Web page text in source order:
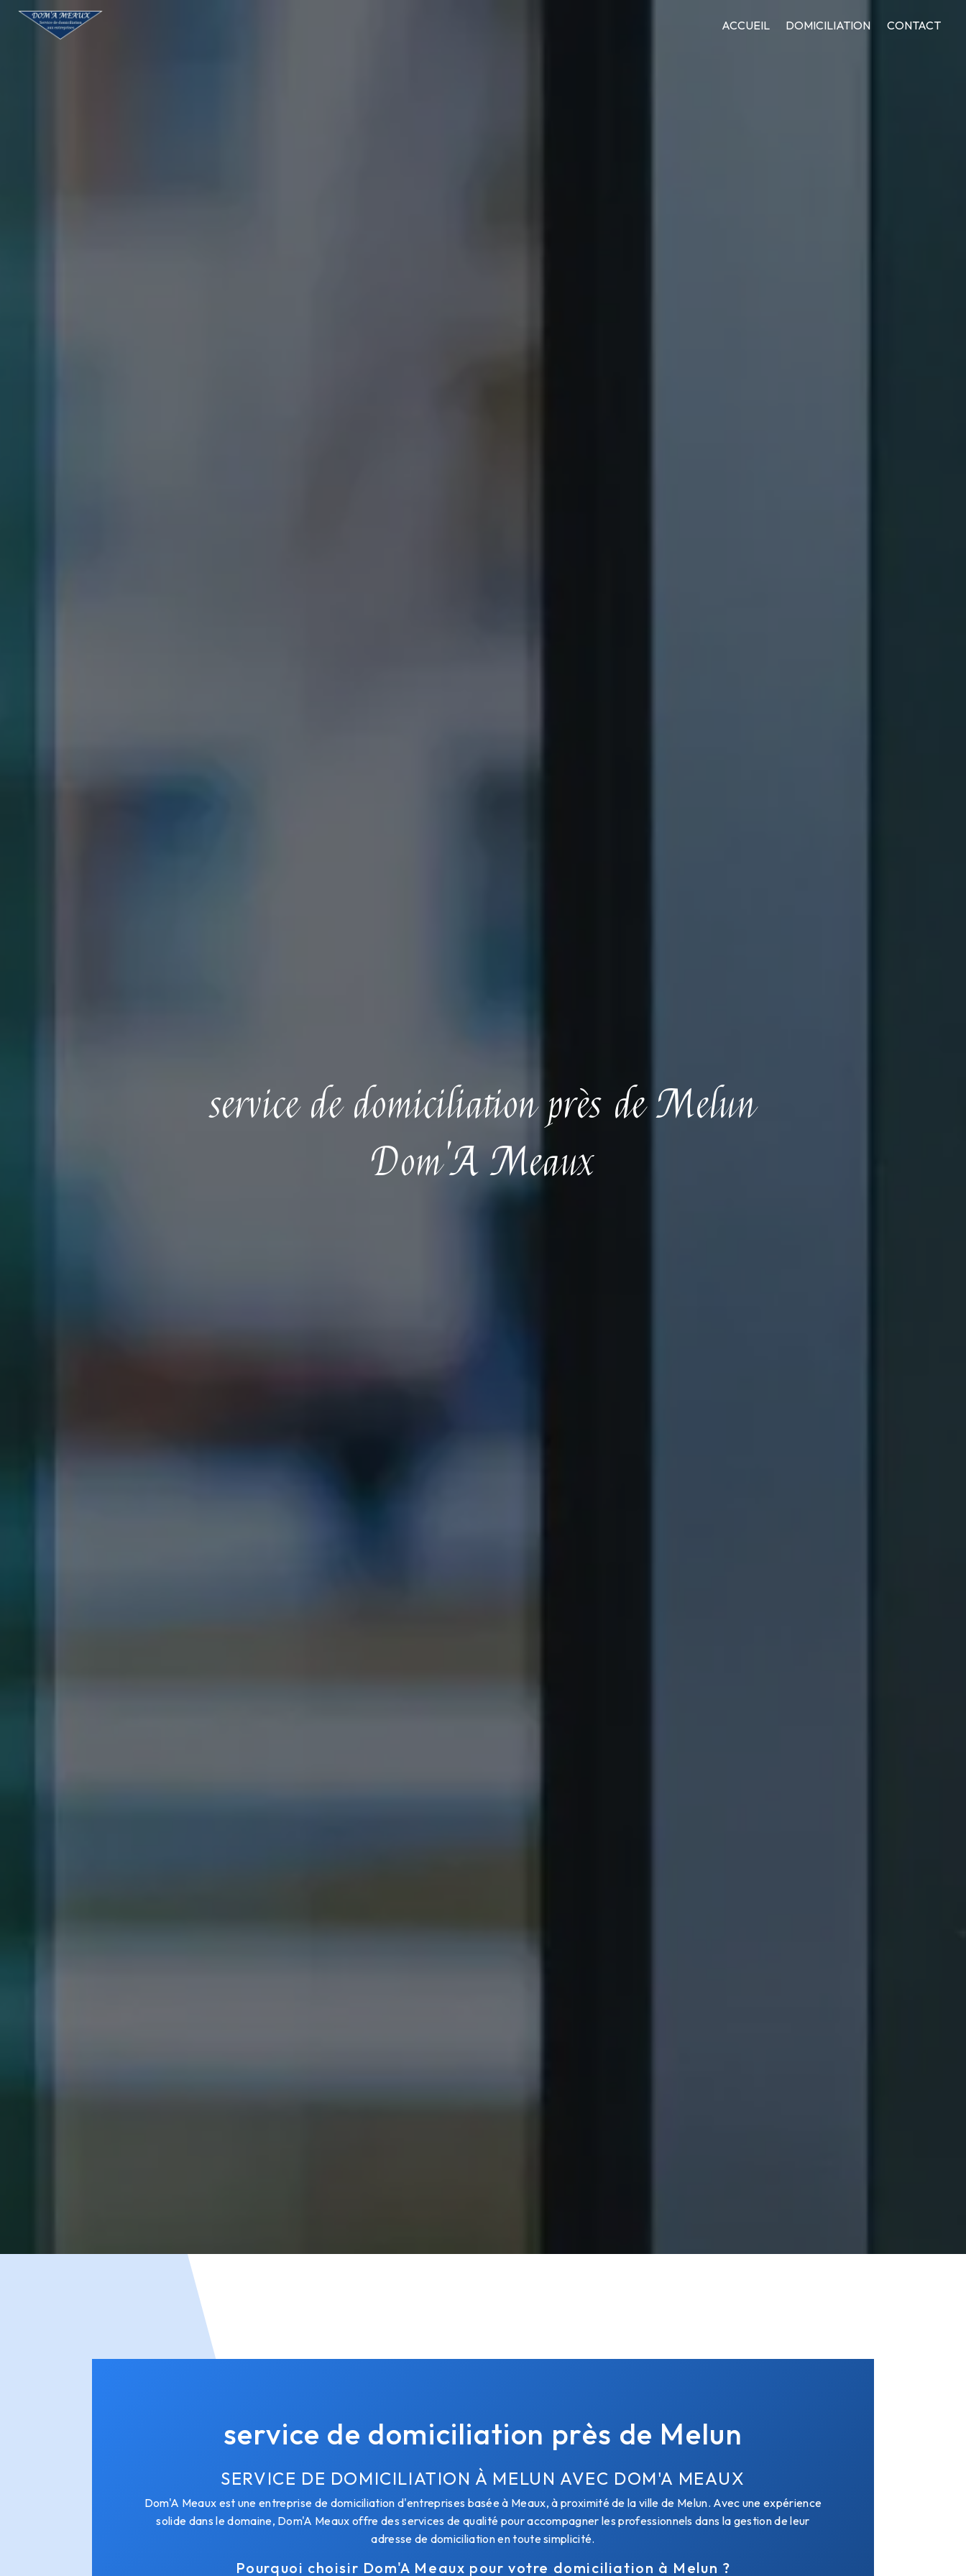
ACCUEIL DOMICILIATION CONTACT
service de domiciliation près de Melun
Dom'A Meaux
service de domiciliation près de Melun
SERVICE DE DOMICILIATION À MELUN AVEC DOM'A MEAUX
Dom'A Meaux est une entreprise de domiciliation d'entreprises basée à Meaux, à proximité de la ville de Melun. Avec une expérience
solide dans le domaine, Dom'A Meaux offre des services de qualité pour accompagner les professionnels dans la gestion de leur
adresse de domiciliation en toute simplicité.
Pourquoi choisir Dom'A Meaux pour votre domiciliation à Melun ?
Panneau de gestion des cookies